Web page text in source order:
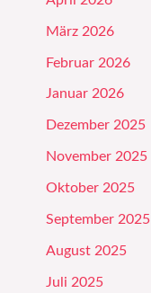
März 2026
Februar 2026
Januar 2026
Dezember 2025
November 2025
Oktober 2025
September 2025
August 2025
Juli 2025